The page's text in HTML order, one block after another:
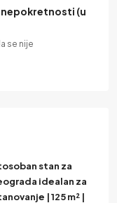
(u
se nije
stan za
idealan za
| 125 m² |